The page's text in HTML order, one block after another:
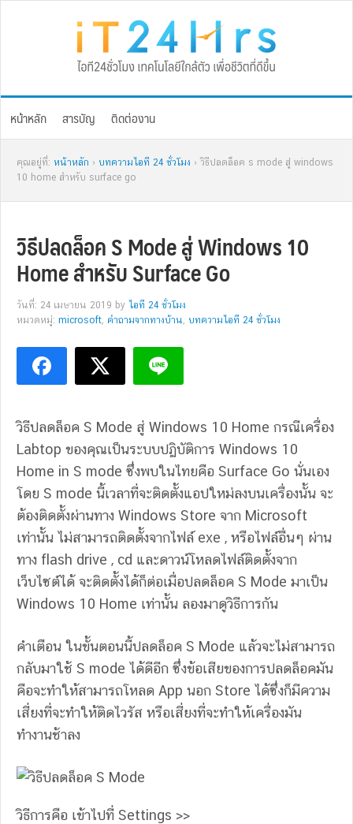
หน้าหลัก สารบัญ ติดต่องาน
คุณอยู่ที่: หน้าหลัก › บทความไอที 24 ชั่วโมง › วิธีปลดล็อค s mode สู่ windows
10 home สำหรับ surface go
วิธีปลดล็อค S Mode สู่ Windows 10
Home สำหรับ Surface Go
วันที่: 24 เมษายน 2019 by ไอที 24 ชั่วโมง
หมวดหมู่: microsoft, คำถามจากทางบ้าน, บทความไอที 24 ชั่วโมง
วิธีปลดล็อค S Mode สู่ Windows 10 Home กรณีเครื่อง
Labtop ของคุณเป็นระบบปฏิบัติการ Windows 10
Home in S mode ซึ่งพบในไทยคือ Surface Go นั่นเอง
โดย S mode นี้เวลาที่จะติดตั้งแอปใหม่ลงบนเครื่องนั้น จะ
ต้องติดตั้งผ่านทาง Windows Store จาก Microsoft
เท่านั้น ไม่สามารถติดตั้งจากไฟล์ exe , หรือไฟล์อื่นๆ ผ่าน
ทาง flash drive , cd และดาวน์โหลดไฟล์ติดตั้งจาก
เว็บไซต์ได้ จะติดตั้งได้ก็ต่อเมื่อปลดล็อค S Mode มาเป็น
Windows 10 Home เท่านั้น ลองมาดูวิธีการกัน
คำเตือน ในขั้นตอนนี้ปลดล็อค S Mode แล้วจะไม่สามารถ
กลับมาใช้ S mode ได้ดีอีก ซึ่งข้อเสียของการปลดล็อคมัน
คือจะทำให้สามารถโหลด App นอก Store ได้ซึ่งก็มีความ
เสี่ยงที่จะทำให้ติดไวรัส หรือเสี่ยงที่จะทำให้เครื่องมัน
ทำงานช้าลง
วิธีการคือ เข้าไปที่ Settings >>